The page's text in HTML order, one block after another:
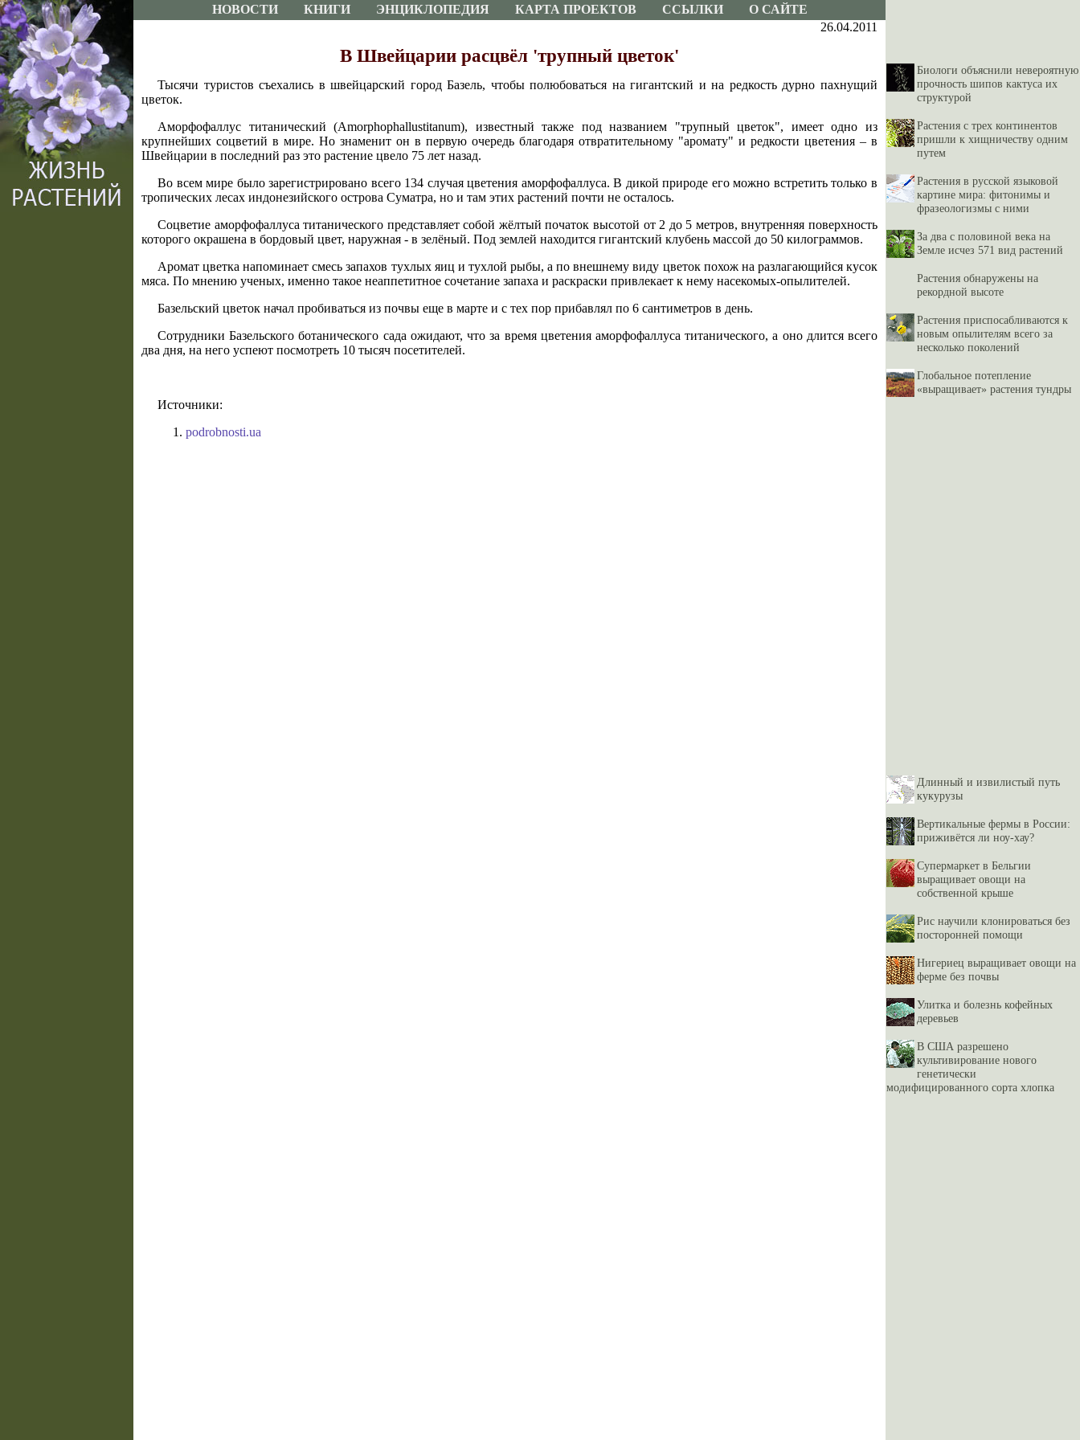
НОВОСТИ КНИГИ ЭНЦИКЛОПЕДИЯ КАРТА ПРОЕКТОВ ССЫЛКИ
О САЙТЕ
26.04.2011
В Швейцарии расцвёл 'трупный цветок'
Тысячи туристов съехались в швейцарский город Базель, чтобы полюбоваться на гигантский и на редкость дурно пахнущий
цветок.
Аморфофаллус титанический (Amorphophallustitanum), известный также под названием "трупный цветок", имеет одно из
крупнейших соцветий в мире. Но знаменит он в первую очередь благодаря отвратительному "аромату" и редкости цветения – в
Швейцарии в последний раз это растение цвело 75 лет назад.
Во всем мире было зарегистрировано всего 134 случая цветения аморфофаллуса. В дикой природе его можно встретить только в
тропических лесах индонезийского острова Суматра, но и там этих растений почти не осталось.
Соцветие аморфофаллуса титанического представляет собой жёлтый початок высотой от 2 до 5 метров, внутренняя поверхность
которого окрашена в бордовый цвет, наружная - в зелёный. Под землей находится гигантский клубень массой до 50 килограммов.
Аромат цветка напоминает смесь запахов тухлых яиц и тухлой рыбы, а по внешнему виду цветок похож на разлагающийся кусок
мяса. По мнению ученых, именно такое неаппетитное сочетание запаха и раскраски привлекает к нему насекомых-опылителей.
Базельский цветок начал пробиваться из почвы еще в марте и с тех пор прибавлял по 6 сантиметров в день.
Сотрудники Базельского ботанического сада ожидают, что за время цветения аморфофаллуса титанического, а оно длится всего
два дня, на него успеют посмотреть 10 тысяч посетителей.
Источники:
podrobnosti.ua
Биологи объяснили невероятную
прочность шипов кактуса их
структурой
Растения с трех континентов
пришли к хищничеству одним
путем
Растения в русской языковой
картине мира: фитонимы и
фразеологизмы с ними
За два с половиной века на
Земле исчез 571 вид растений
Растения обнаружены на
рекордной высоте
Растения приспосабливаются к
новым опылителям всего за
несколько поколений
Глобальное потепление
«выращивает» растения тундры
Длинный и извилистый путь
кукурузы
Вертикальные фермы в России:
приживётся ли ноу-хау?
Супермаркет в Бельгии
выращивает овощи на
собственной крыше
Рис научили клонироваться без
посторонней помощи
Нигериец выращивает овощи на
ферме без почвы
Улитка и болезнь кофейных
деревьев
В США разрешено
культивирование нового
генетически
модифицированного сорта хлопка